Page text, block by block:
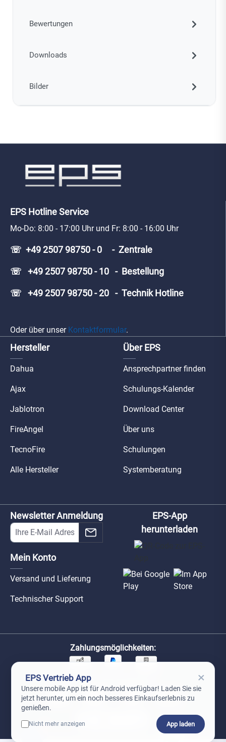
Bewertungen
Downloads
Bilder
EPS Hotline Service
Mo-Do: 8:00 - 17:00 Uhr und Fr: 8:00 - 16:00 Uhr
☏ +49 2507 98750 - 0 - Zentrale
☏ +49 2507 98750 - 10 - Bestellung
☏ +49 2507 98750 - 20 - Technik Hotline
Oder über unser Kontaktformular.
Hersteller
Dahua
Ajax
Jablotron
FireAngel
TecnoFire
Alle Hersteller
Über EPS
Ansprechpartner finden
Schulungs-Kalender
Download Center
Über uns
Schulungen
Systemberatung
Newsletter Anmeldung
Mein Konto
Versand und Lieferung
Technischer Support
EPS-App
herunterladen
Zahlungsmöglichkeiten:
Unsere Versandpartner:
EPS Vertrieb App ×
Unsere mobile App ist für Android verfügbar! Laden Sie sie
jetzt herunter, um ein noch besseres Einkaufserlebnis zu
genießen.
Nicht mehr anzeigen App laden